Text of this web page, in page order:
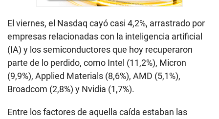
El viernes, el Nasdaq cayó casi 4,2%, arrastrado por
empresas relacionadas con la inteligencia artificial
(IA) y los semiconductores que hoy recuperaron
parte de lo perdido, como Intel (11,2%), Micron
(9,9%), Applied Materials (8,6%), AMD (5,1%),
Broadcom (2,8%) y Nvidia (1,7%).
Entre los factores de aquella caída estaban las